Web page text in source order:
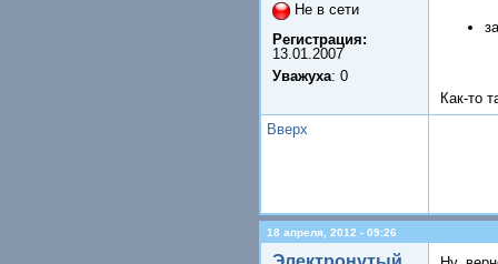
Не в сети
Регистрация:
13.01.2007
Уважуха: 0
Как-то
Вверх
18 апреля, 2012 - 09:26